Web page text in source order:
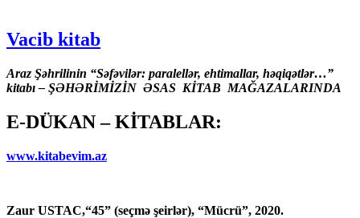
Vacib kitab
Araz Şəhrilinin “Səfəvilər: paralellər, ehtimallar, həqiqətlər…”
kitabı – ŞƏHƏRİMİZİN ƏSAS KİTAB MAĞAZALARINDA
E-DÜKAN – KİTABLAR:
www.kitabevim.az
Zaur USTAC,“45” (seçmə şeirlər), “Mücrü”, 2020.